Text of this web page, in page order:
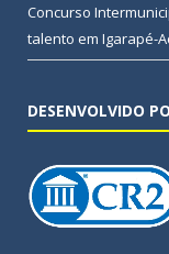
Concurso
talento em Igarapé-
DESENVOLVIDO